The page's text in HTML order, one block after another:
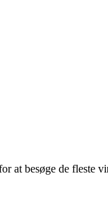
at besøge de fleste